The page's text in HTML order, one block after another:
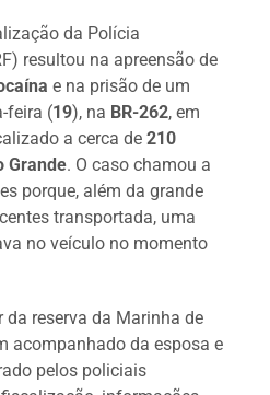
da Polícia
resultou na apreensão de
e na prisão de um
feira (19), na BR-262, em
a cerca de210
Grande. O caso chamou a
porque, além da grande
transportada, uma
no veículo no momento
reserva da Marinha de
acompanhado da esposa e
pelos policiais